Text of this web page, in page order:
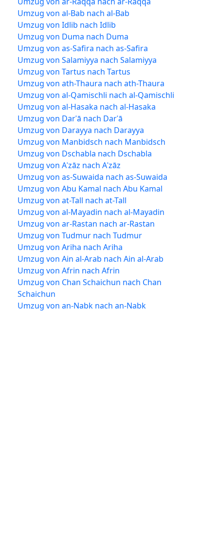
Umzug von al-Bab nach al-Bab
Umzug von Idlib nach Idlib
Umzug von Duma nach Duma
Umzug von as-Safira nach as-Safira
Umzug von Salamiyya nach Salamiyya
Umzug von Tartus nach Tartus
Umzug von ath-Thaura nach ath-Thaura
Umzug von al-Qamischli nach al-Qamischli
Umzug von al-Hasaka nach al-Hasaka
Umzug von Darʿā nach Darʿā
Umzug von Darayya nach Darayya
Umzug von Manbidsch nach Manbidsch
Umzug von Dschabla nach Dschabla
Umzug von Aʿzāz nach Aʿzāz
Umzug von as-Suwaida nach as-Suwaida
Umzug von Abu Kamal nach Abu Kamal
Umzug von at-Tall nach at-Tall
Umzug von al-Mayadin nach al-Mayadin
Umzug von ar-Rastan nach ar-Rastan
Umzug von Tudmur nach Tudmur
Umzug von Ariha nach Ariha
Umzug von Ain al-Arab nach Ain al-Arab
Umzug von Afrin nach Afrin
Umzug von Chan Schaichun nach Chan
Schaichun
Umzug von an-Nabk nach an-Nabk